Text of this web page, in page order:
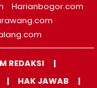
Harianbogor.com
REDAKSI
HAK JAWAB